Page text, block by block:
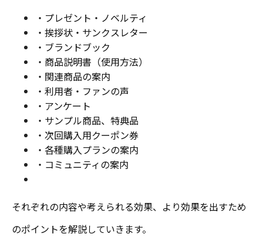
・プレゼント・ノベルティ
・挨拶状・サンクスレター
・ブランドブック
・商品説明書（使用方法）
・関連商品の案内
・利用者・ファンの声
・アンケート
・サンプル商品、特典品
・次回購入用クーポン券
・各種購入プランの案内
・コミュニティの案内
それぞれの内容や考えられる効果、より効果を出すため
のポイントを解説していきます。